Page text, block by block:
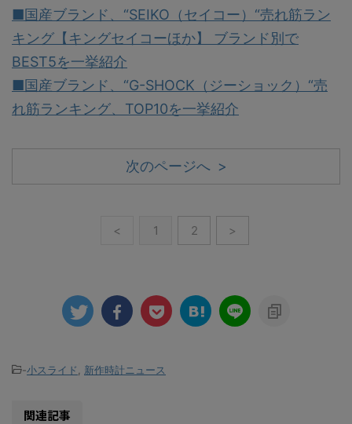
■国産ブランド、“SEIKO（セイコー）“売れ筋ラン
キング【キングセイコーほか】 ブランド別で
BEST5を一挙紹介
■国産ブランド、“G-SHOCK（ジーショック）“売
れ筋ランキング、TOP10を一挙紹介
次のページへ >
< 1 2 >
-小スライド 新作時計ニュース
関連記事